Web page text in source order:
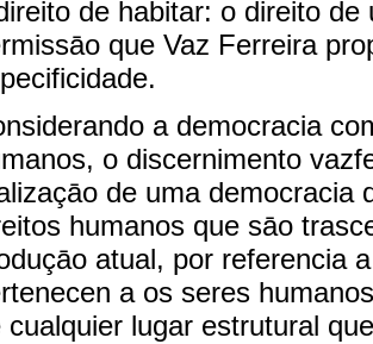
de habitar: o direito
que Vaz Ferreira
a democracia
o discernimento
de uma democracia
humanos que sāo
atual, por referencia
a os seres
cualquier lugar estrutural